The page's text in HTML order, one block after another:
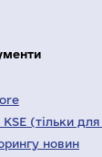
(тільки
новин